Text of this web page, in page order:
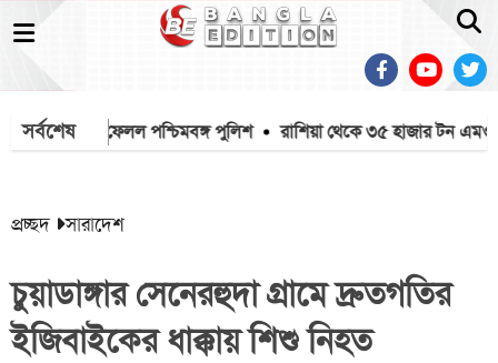
সর্বশেষ
খুলে ফেলল পশ্চিমবঙ্গ পুলিশ রাশিয়া থেকে ৩৫ হাজার টন এমওপি
প্রচ্ছদ সারাদেশ
চুয়াডাঙ্গার সেনেরহুদা গ্রামে দ্রুতগতির
ইজিবাইকের ধাক্কায় শিশু নিহত